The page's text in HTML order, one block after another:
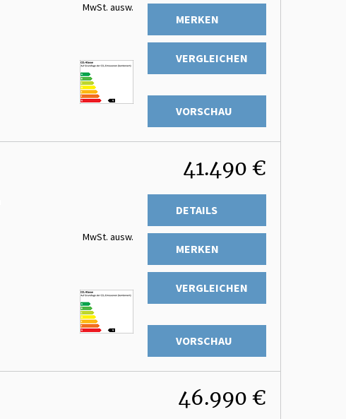
MwSt. ausw.
MERKEN
VERGLEICHEN
VORSCHAU
41.490 €
MwSt. ausw.
DETAILS
MERKEN
VERGLEICHEN
VORSCHAU
46.990 €